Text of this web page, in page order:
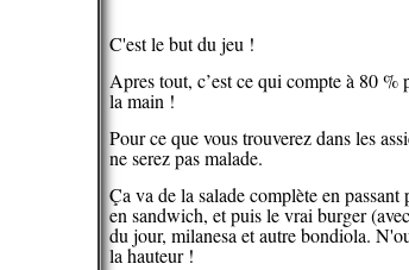
C'est le but du jeu !
Apres tout, c’est ce qui compte à 80
la main !
Pour ce que vous trouverez dans les
ne serez pas malade.
Ça va de la salade complète en
en sandwich, et puis le vrai burger
du jour, milanesa et autre bondiola.
la hauteur !